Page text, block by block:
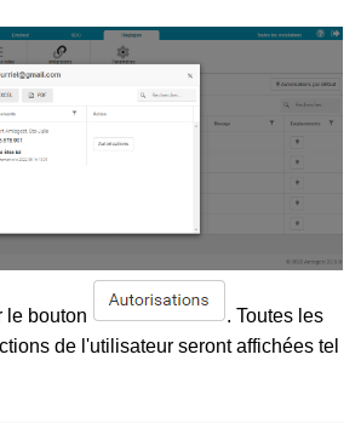
le bouton . Toutes les
de l'utilisateur seront affichées tel